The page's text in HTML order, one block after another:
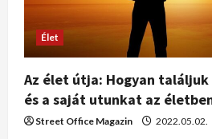
Élet
Az élet útja: Hogyan
és a saját utunkat az
Street Office Magazin 2022.05.02.